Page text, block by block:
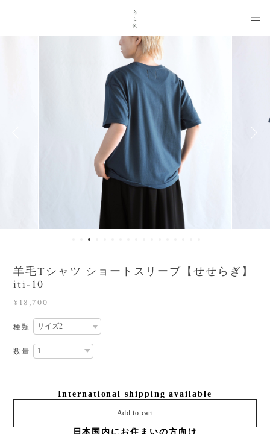
羊毛Tシャツ ショートスリーブ【せせらぎ】
iti-10
¥18,700
種類
数量
International shipping available
Add to cart
日本国内にお住まいの方向け